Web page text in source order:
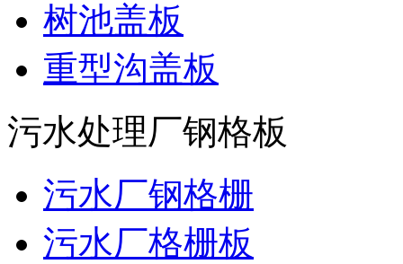
树池盖板
重型沟盖板
污水处理厂钢格板
污水厂钢格栅
污水厂格栅板